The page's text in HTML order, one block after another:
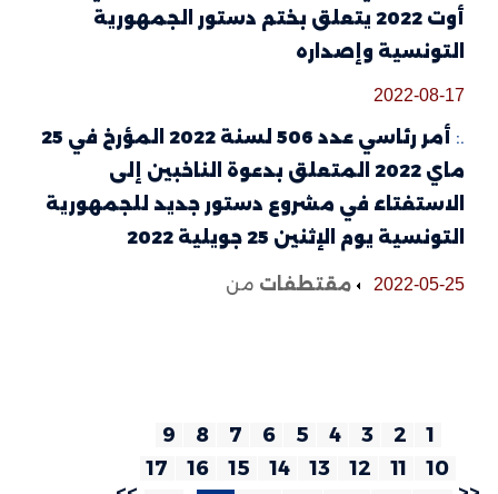
أوت 2022 يتعلق بختم دستور الجمهورية
التونسية وإصداره
2022-08-17
أمر رئاسي عدد 506 لسنة 2022 المؤرخ في 25
ماي 2022 المتعلق بدعوة الناخبين إلى
الاستفتاء في مشروع دستور جديد للجمهورية
التونسية يوم الإثنين 25 جويلية 2022
2022-05-25 مقتطفات من
10
12
13
14
15
16
17